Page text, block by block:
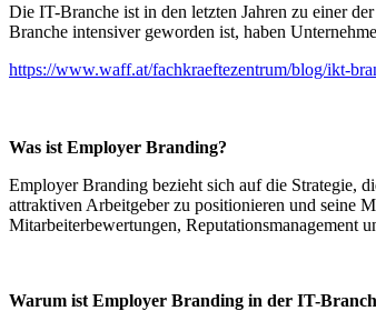
Die IT-Branche ist in den letzten Jahren zu einer
Branche intensiver geworden ist, haben
https://www.waff.at/fachkraeftezentrum/blog/ikt-
Was ist Employer Branding?
Employer Branding bezieht sich auf die Strategie,
attraktiven Arbeitgeber zu positionieren und seine
Mitarbeiterbewertungen, Reputationsmanagement
Warum ist Employer Branding in der IT-